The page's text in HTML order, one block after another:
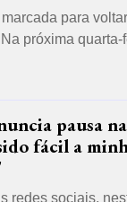
para
próxima quarta-
pausa na
fácil a
redes sociais,